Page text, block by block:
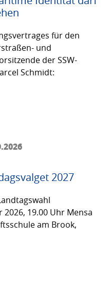
für den
und
der SSW-
Schmidt:
2027
19.00 Uhr Mensa
am Brook,